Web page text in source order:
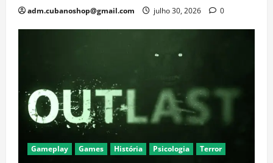
adm.cubanoshop@gmail.com julho 30, 2026 0
Gameplay Games História Psicologia Terror